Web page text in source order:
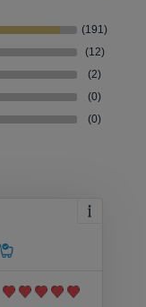
(191)
(12)
(2)
(0)
(0)